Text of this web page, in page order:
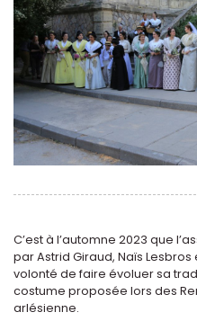
C’est à l’automne 2023 que
par Astrid Giraud, Naïs
volonté de faire évoluer sa
costume proposée lors des
arlésienne.